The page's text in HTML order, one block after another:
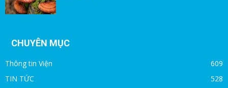
CHUYÊN MỤC
Thông tin Viện
609
TIN TỨC
528